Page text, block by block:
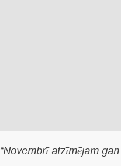
“Novembrī atzīmējam